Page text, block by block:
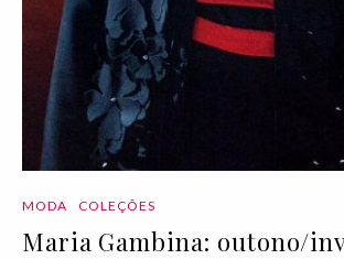
MODA COLEÇÕES
Maria Gambina: outono/